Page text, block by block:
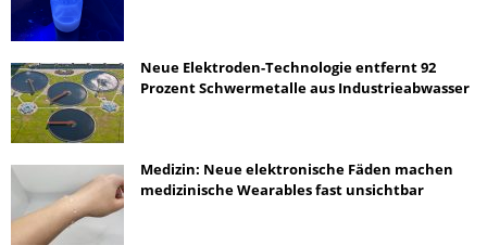
Neue Elektroden-Technologie entfernt 92
Prozent Schwermetalle aus Industrieabwasser
Medizin: Neue elektronische Fäden machen
medizinische Wearables fast unsichtbar